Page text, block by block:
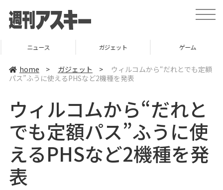
t
o
a
v
n
ニュース ガジェット ゲーム
home > ガジェット >
ウィルコムから“だれとでも定額
パス”ふうに使えるPHSなど2機種を発表
ウィルコムから“だれと
でも定額パス”ふうに使
えるPHSなど2機種を発
表